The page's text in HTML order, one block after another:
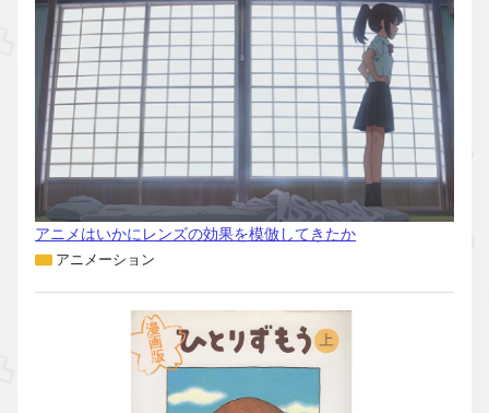
アニメはいかにレンズの効果を模倣してきたか
アニメーション